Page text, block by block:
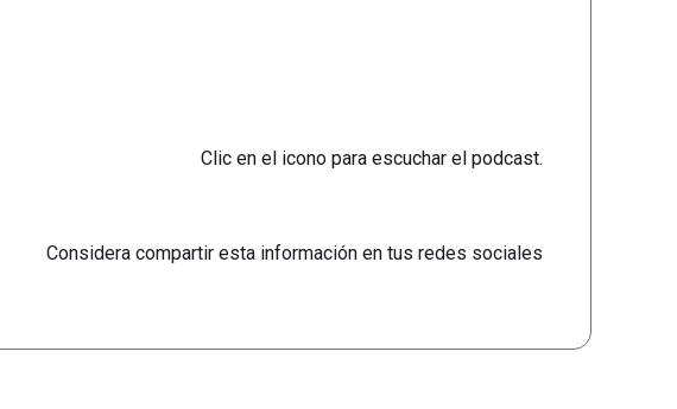
Clic en el icono para escuchar el podcast.
Considera compartir esta información en tus redes sociales